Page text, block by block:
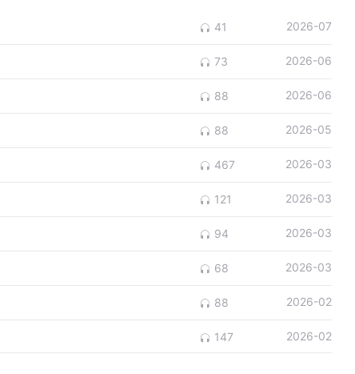
41 2026-07
73 2026-06
88 2026-06
88 2026-05
467 2026-03
121 2026-03
94 2026-03
68 2026-03
88 2026-02
147 2026-02